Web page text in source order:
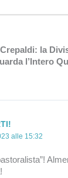
la
l’Intero
alle 15:32